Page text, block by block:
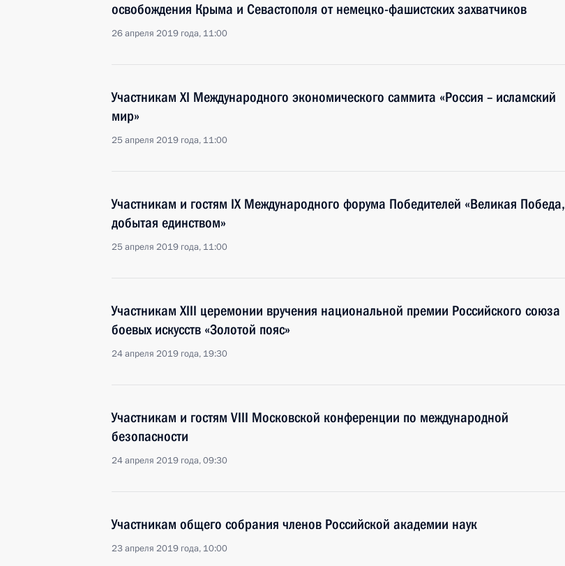
освобождения Крыма и Севастополя от немецко-фашистских захватчиков
26 апреля 2019 года, 11:00
Участникам XI Международного экономического саммита «Россия – исламский
мир»
25 апреля 2019 года, 11:00
Участникам и гостям IX Международного форума Победителей «Великая Победа,
добытая единством»
25 апреля 2019 года, 11:00
Участникам XIII церемонии вручения национальной премии Российского союза
боевых искусств «Золотой пояс»
24 апреля 2019 года, 19:30
Участникам и гостям VIII Московской конференции по международной
безопасности
24 апреля 2019 года, 09:30
Участникам общего собрания членов Российской академии наук
23 апреля 2019 года, 10:00